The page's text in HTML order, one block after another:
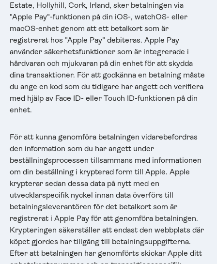
Estate, Hollyhill, Cork, Irland, sker betalningen via
"Apple Pay"-funktionen på din iOS-, watchOS- eller
macOS-enhet genom att ett betalkort som är
registrerat hos "Apple Pay" debiteras. Apple Pay
använder säkerhetsfunktioner som är integrerade i
hårdvaran och mjukvaran på din enhet för att skydda
dina transaktioner. För att godkänna en betalning måste
du ange en kod som du tidigare har angett och verifiera
med hjälp av Face ID- eller Touch ID-funktionen på din
enhet.
För att kunna genomföra betalningen vidarebefordras
den information som du har angett under
beställningsprocessen tillsammans med informationen
om din beställning i krypterad form till Apple. Apple
krypterar sedan dessa data på nytt med en
utvecklarspecifik nyckel innan data överförs till
betalningsleverantören för det betalkort som är
registrerat i Apple Pay för att genomföra betalningen.
Krypteringen säkerställer att endast den webbplats där
köpet gjordes har tillgång till betalningsuppgifterna.
Efter att betalningen har genomförts skickar Apple ditt